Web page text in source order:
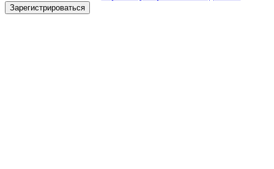
Зарегистрироваться